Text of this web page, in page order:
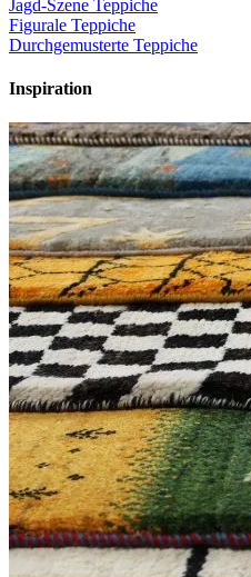
Jagd-Szene Teppiche
Figurale Teppiche
Durchgemusterte Teppiche
Inspiration